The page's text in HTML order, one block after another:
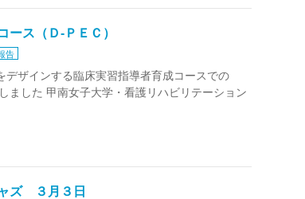
ス（Ｄ‐ＰＥＣ）
告
ザインする臨床実習指導者育成コースでの
ました 甲南女子大学・看護リハビリテーション
ズ ３月３日